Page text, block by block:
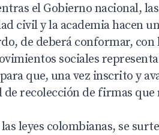
el Gobierno nacional,
civil y la academia hacen
de deberá conformar,
sociales
que, una vez inscrito y
recolección de firmas que
leyes colombianas, se